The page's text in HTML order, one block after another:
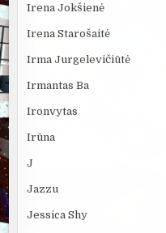
Irena Jokšienė
Irena Starošaitė
Irma Jurgelevičiūtė
Irmantas Ba
Ironvytas
Irūna
J
Jazzu
Jessica Shy